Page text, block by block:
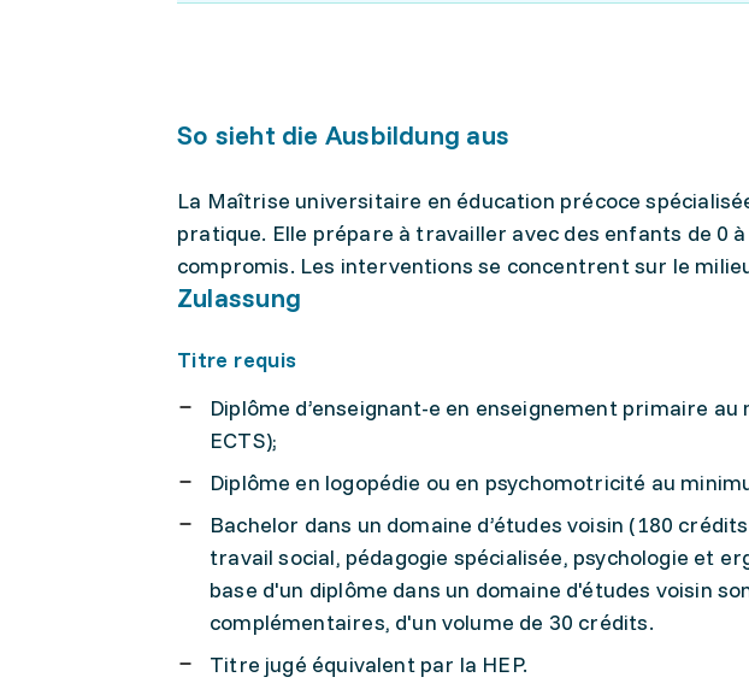
So sieht die Ausbildung aus
La Maîtrise universitaire en éducation précoce
pratique. Elle prépare à travailler avec des enfants de 0
compromis. Les interventions se concentrent sur le
Zulassung
Titre requis
Diplôme d’enseignant-e en enseignement primaire
ECTS);
Diplôme en logopédie ou en psychomotricité au
Bachelor dans un domaine d’études voisin (180
travail social, pédagogie spécialisée, psychologie et
base d'un diplôme dans un domaine d'études voisin
complémentaires, d'un volume de 30 crédits.
Titre jugé équivalent par la HEP.